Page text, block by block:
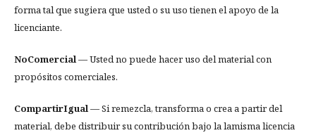
forma tal que sugiera que usted o su uso tienen el apoyo de la
licenciante.
NoComercial— Usted no puede hacer uso del material con
propósitos comerciales.
CompartirIgual— Si remezcla, transforma o crea a partir del
material, debe distribuir su contribución bajo la lamisma licencia